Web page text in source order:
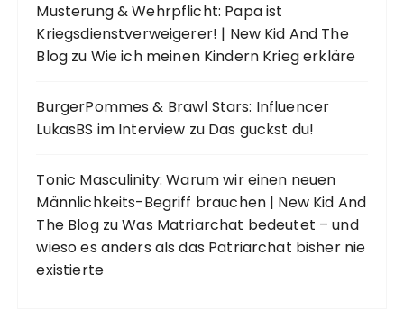
Musterung & Wehrpflicht: Papa ist
Kriegsdienstverweigerer! | New Kid And The
Blog zu Wie ich meinen Kindern Krieg erkläre
BurgerPommes & Brawl Stars: Influencer
LukasBS im Interview zu Das guckst du!
Tonic Masculinity: Warum wir einen neuen
Männlichkeits-Begriff brauchen | New Kid And
The BlogzuWas Matriarchat bedeutet – und
wieso es anders als das Patriarchat bisher nie
existierte